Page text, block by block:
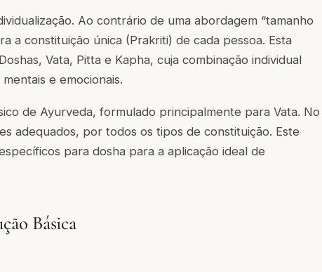
Ao contrário de uma abordagem “tamanho
a constituição única (Prakriti) de cada pessoa. Esta
Vata, Pitta e Kapha, cuja combinação individual
e emocionais.
de Ayurveda, formulado principalmente para Vata. No
adequados, por todos os tipos de constituição. Este
para dosha para a aplicação ideal de
Básica